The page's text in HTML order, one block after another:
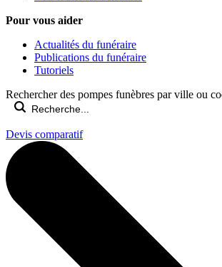
Pour vous aider
Actualités du funéraire
Publications du funéraire
Tutoriels
Rechercher des pompes funèbres par ville ou
Devis comparatif